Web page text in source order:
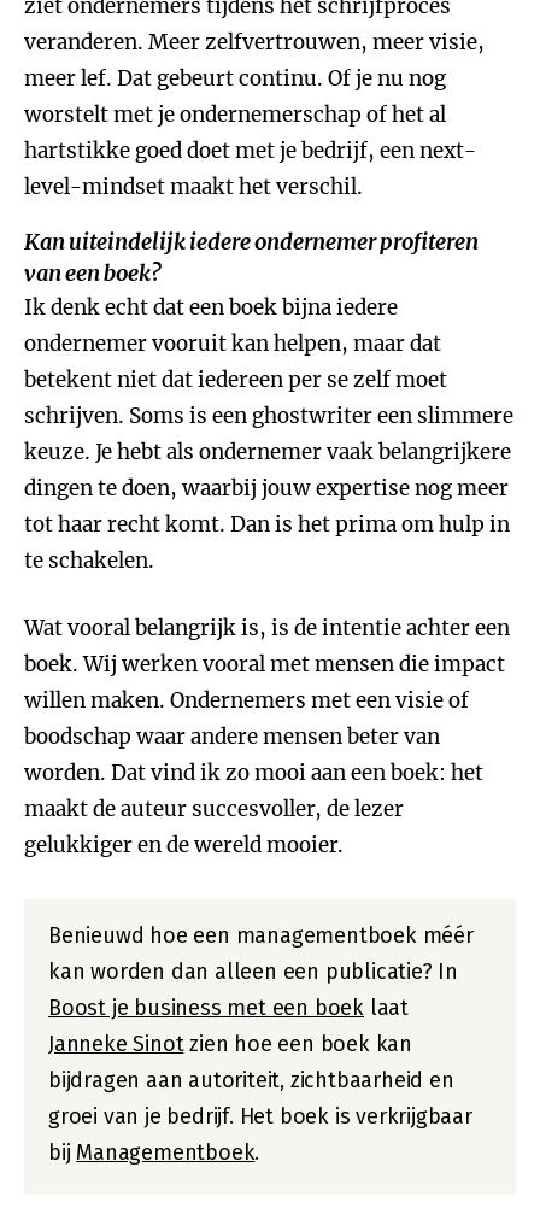
ziet ondernemers tijdens het schrijfproces
veranderen. Meer zelfvertrouwen, meer visie,
meer lef. Dat gebeurt continu. Of je nu nog
worstelt met je ondernemerschap of het al
hartstikke goed doet met je bedrijf, een next-
level-mindset maakt het verschil.
Kan uiteindelijk iedere ondernemer profiteren
van een boek?
Ik denk echt dat een boek bijna iedere
ondernemer vooruit kan helpen, maar dat
betekent niet dat iedereen per se zelf moet
schrijven. Soms is een ghostwriter een slimmere
keuze. Je hebt als ondernemer vaak belangrijkere
dingen te doen, waarbij jouw expertise nog meer
tot haar recht komt. Dan is het prima om hulp in
te schakelen.
Wat vooral belangrijk is, is de intentie achter een
boek. Wij werken vooral met mensen die impact
willen maken. Ondernemers met een visie of
boodschap waar andere mensen beter van
worden. Dat vind ik zo mooi aan een boek: het
maakt de auteur succesvoller, de lezer
gelukkiger en de wereld mooier.
Benieuwd hoe een managementboek méér
kan worden dan alleen een publicatie? In
Boost je business met een boek laat
Janneke Sinotzien hoe een boek kan
bijdragen aan autoriteit, zichtbaarheid en
groei van je bedrijf. Het boek is verkrijgbaar
bij Managementboek.